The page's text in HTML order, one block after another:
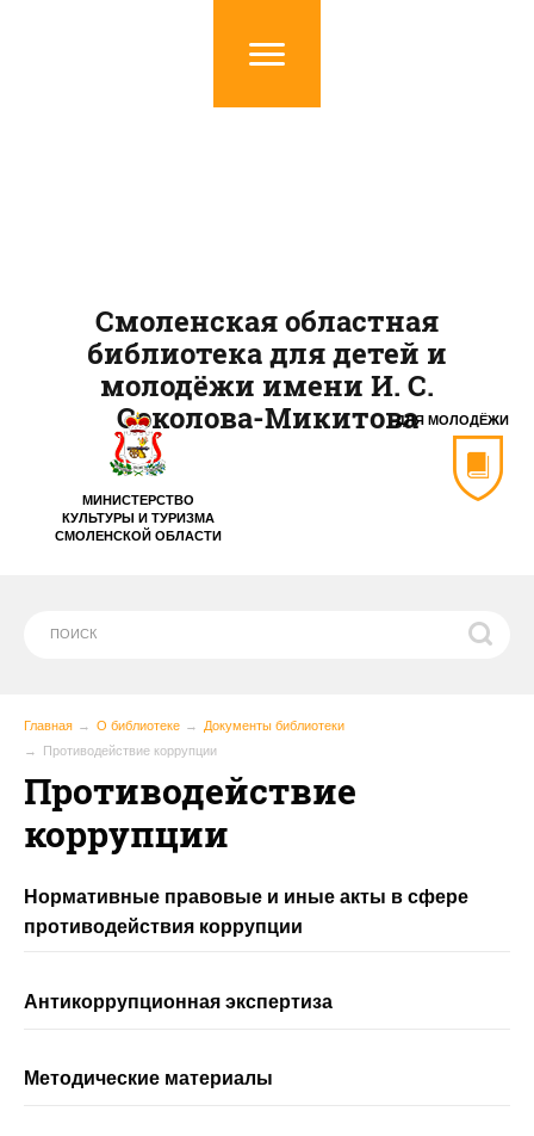
МИНИСТЕРСТВО
КУЛЬТУРЫ И ТУРИЗМА
СМОЛЕНСКОЙ ОБЛАСТИ
ДЛЯ МОЛОДЁЖИ
Смоленская областная
библиотека для детей и
молодёжи имени И. С.
Соколова-Микитова
Главная О библиотеке
Документы библиотеки
Противодействие коррупции
Противодействие
коррупции
Нормативные правовые и иные акты в сфере
противодействия коррупции
Антикоррупционная экспертиза
Методические материалы